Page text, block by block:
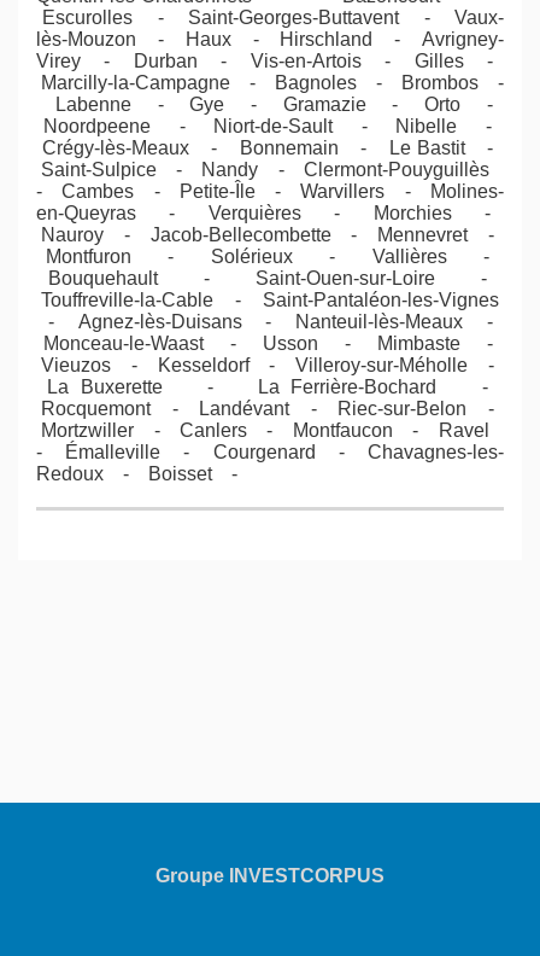
Escurolles - Saint-Georges-Buttavent - Vaux-
lès-Mouzon - Haux - Hirschland - Avrigney-
Virey - Durban - Vis-en-Artois - Gilles -
Marcilly-la-Campagne - Bagnoles - Brombos -
Labenne - Gye - Gramazie - Orto -
Noordpeene - Niort-de-Sault - Nibelle -
Crégy-lès-Meaux - Bonnemain - Le Bastit -
Saint-Sulpice - Nandy - Clermont-Pouyguillès
- Cambes - Petite-Île - Warvillers - Molines-
en-Queyras - Verquières - Morchies -
Nauroy - Jacob-Bellecombette - Mennevret -
Montfuron - Solérieux - Vallières -
Bouquehault - Saint-Ouen-sur-Loire -
Touffreville-la-Cable - Saint-Pantaléon-les-Vignes
- Agnez-lès-Duisans - Nanteuil-lès-Meaux -
Monceau-le-Waast - Usson - Mimbaste -
Vieuzos - Kesseldorf - Villeroy-sur-Méholle -
La Buxerette - La Ferrière-Bochard -
Rocquemont - Landévant - Riec-sur-Belon -
Mortzwiller - Canlers - Montfaucon - Ravel
- Émalleville - Courgenard - Chavagnes-les-
Redoux - Boisset -
Groupe INVESTCORPUS